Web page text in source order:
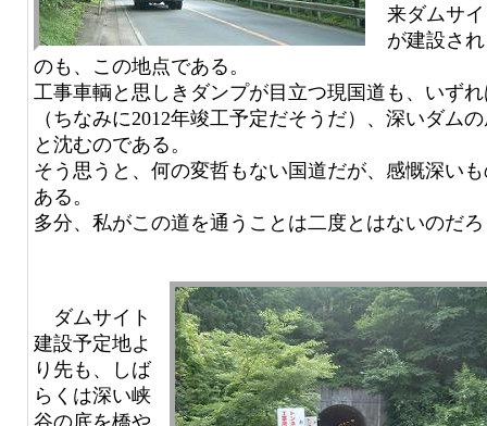
来ダムサ
が建設さ
のも、この地点である。
工事車輌と思しきダンプが目立つ現国道も、いず
（ちなみに2012年竣工予定だそうだ）、深いダム
と沈むのである。
そう思うと、何の変哲もない国道だが、感慨深い
ある。
多分、私がこの道を通うことは二度とはないのだ
ダムサイト
建設予定地よ
り先も、しば
らくは深い峡
谷の底を橋や